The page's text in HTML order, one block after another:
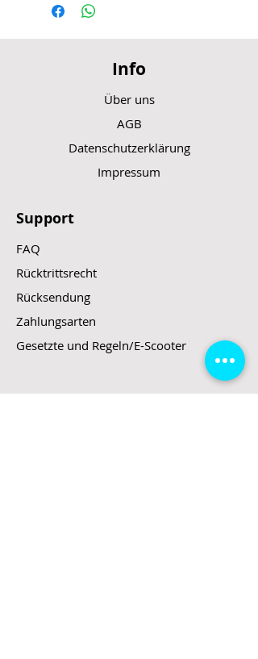
Info
Über uns
AGB
Datenschutzerklärung
Impressum
Support
FAQ
Rücktrittsrecht
Rücksendung
Zahlungsarten
Gesetzte und Regeln/E-Scooter
Shop